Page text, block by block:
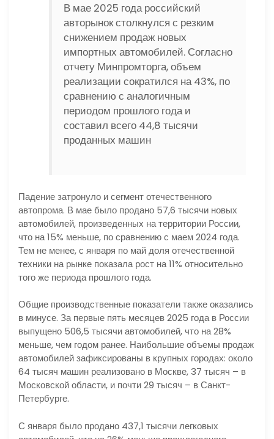
В мае 2025 года российский
авторынок столкнулся с резким
снижением продаж новых
импортных автомобилей. Согласно
отчету Минпромторга, объем
реализации сократился на 43%, по
сравнению с аналогичным
периодом прошлого года и
составил всего 44,8 тысячи
проданных машин
Падение затронуло и сегмент отечественного
автопрома. В мае было продано 57,6 тысячи новых
автомобилей, произведенных на территории России,
что на 15% меньше, по сравнению с маем 2024 года.
Тем не менее, с января по май доля отечественной
техники на рынке показала рост на 11% относительно
того же периода прошлого года.
Общие производственные показатели также оказались
в минусе. За первые пять месяцев 2025 года в России
выпущено 506,5 тысячи автомобилей, что на 28%
меньше, чем годом ранее. Наибольшие объемы продаж
автомобилей зафиксированы в крупных городах: около
64 тысяч машин реализовано в Москве, 37 тысяч – в
Московской области, и почти 29 тысяч – в Санкт-
Петербурге.
С января было продано 437,1 тысячи легковых